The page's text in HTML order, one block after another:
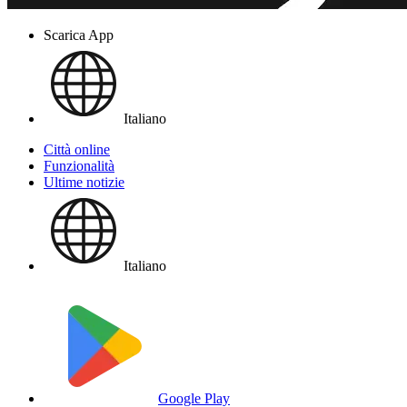
Scarica App
Italiano
Città online
Funzionalità
Ultime notizie
Italiano
Google Play